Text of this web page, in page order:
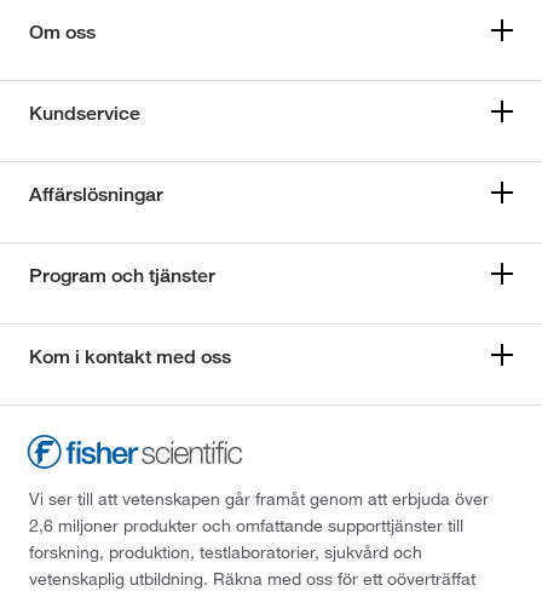
Om oss
Kundservice
Affärslösningar
Program och tjänster
Kom i kontakt med oss
Vi ser till att vetenskapen går framåt genom att erbjuda över
2,6 miljoner produkter och omfattande supporttjänster till
forskning, produktion, testlaboratorier, sjukvård och
vetenskaplig utbildning. Räkna med oss för ett oöverträffat